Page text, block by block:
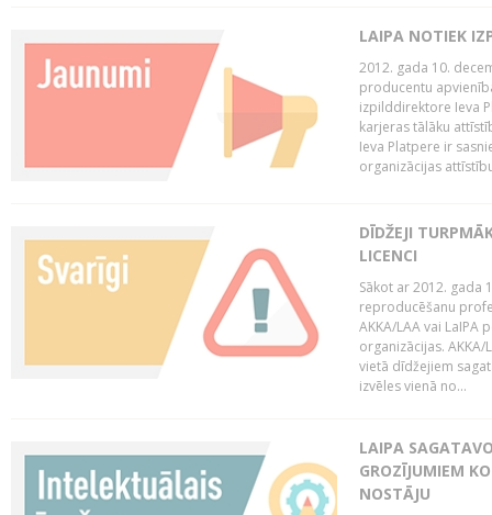
LAIPA NOTIEK
2012. gada 10.
producentu
izpilddirektore Ieva
karjeras tālāku
Ieva Platpere ir
organizācijas
DĪDŽEJI
LICENCI
Sākot ar 2012. gada
reproducēšanu
AKKA/LAA vai LaIPA
organizācijas.
vietā dīdžejiem
izvēles vienā no...
LAIPA
GROZĪJUMIEM
NOSTĀJU